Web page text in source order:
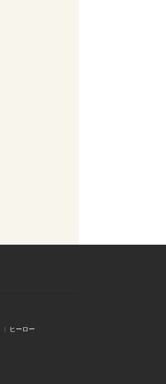
ヒーロー